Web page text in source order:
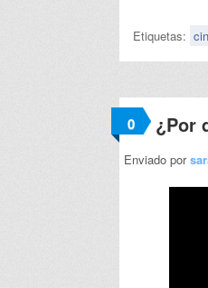
Etiquetas:
0 ¿Por
Enviado por